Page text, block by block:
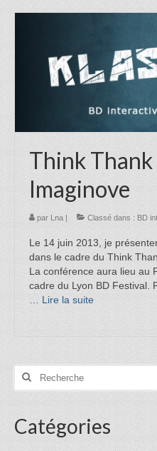
Think Thank
Imaginove
par Lna | Classé dans : BD
Le 14 juin 2013, je
dans le cadre du Think
La conférence aura lieu au
cadre du Lyon BD Festival.
Lire la suite­­
Rechercher
Catégories